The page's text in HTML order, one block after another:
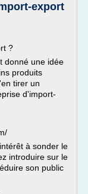
export
?
donné une idée
produits
tirer un
d'import-
à sonder le
introduire sur le
son public